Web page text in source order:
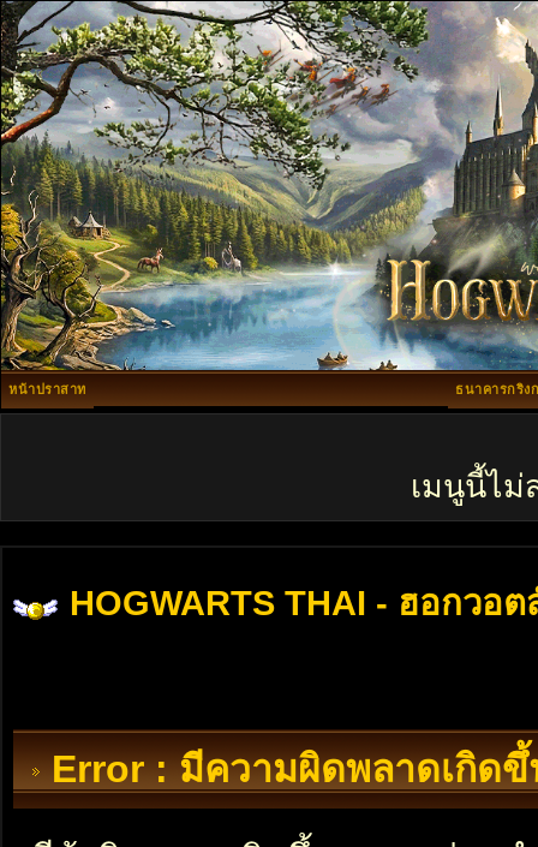
หน้าปราสาท ธนาคารกริง
เมนูนี้ไม่
HOGWARTS THAI - ฮอกวอต
Error : มีความผิดพลาดเกิดขึ้